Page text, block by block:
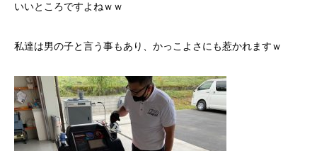
いいところですよねｗｗ
私達は男の子と言う事もあり、かっこよさにも惹かれますｗ